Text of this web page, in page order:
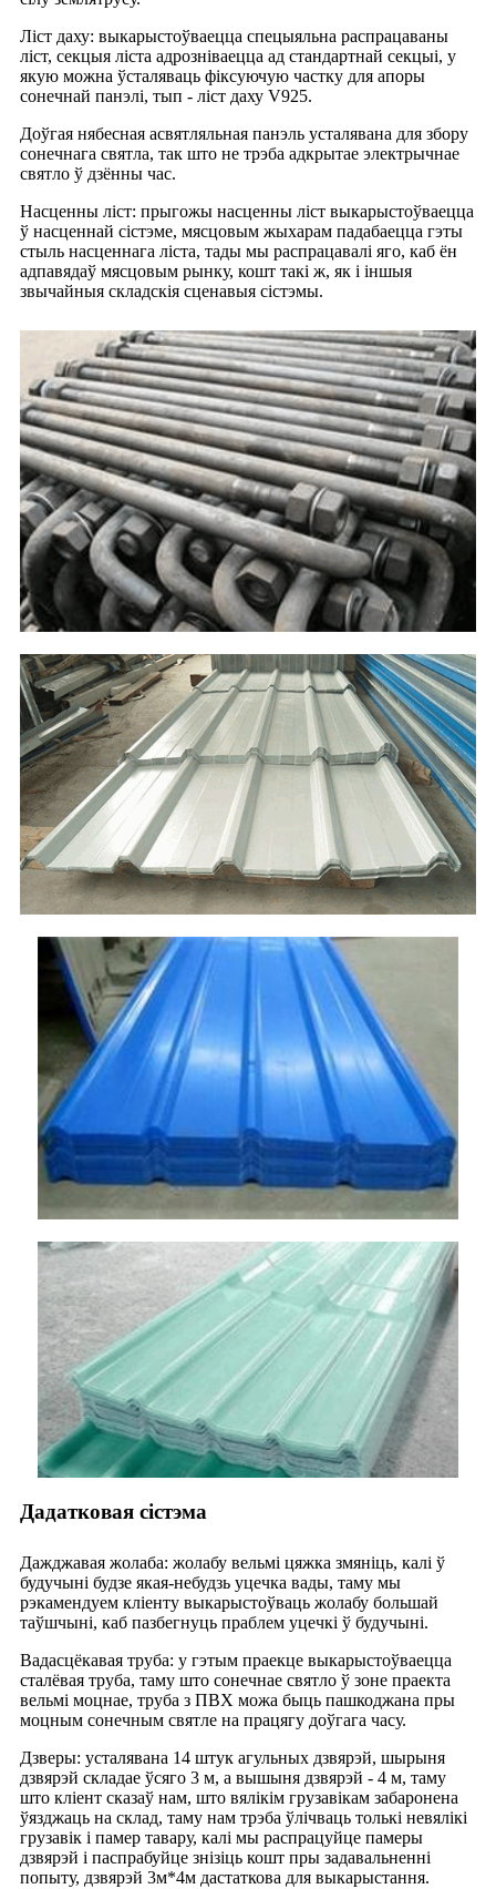
Ліст даху: выкарыстоўваецца спецыяльна распрацаваны
ліст, секцыя ліста адрозніваецца ад стандартнай секцыі, у
якую можна ўсталяваць фіксуючую частку для апоры
сонечнай панэлі, тып - ліст даху V925.
Доўгая нябесная асвятляльная панэль усталявана для збору
сонечнага святла, так што не трэба адкрытае электрычнае
святло ў дзённы час.
Насценны ліст: прыгожы насценны ліст выкарыстоўваецца
ў насценнай сістэме, мясцовым жыхарам падабаецца гэты
стыль насценнага ліста, тады мы распрацавалі яго, каб ён
адпавядаў мясцовым рынку, кошт такі ж, як і іншыя
звычайныя складскія сценавыя сістэмы.
Дадатковая сістэма
Дажджавая жолаба: жолабу вельмі цяжка змяніць, калі ў
будучыні будзе якая-небудзь уцечка вады, таму мы
рэкамендуем кліенту выкарыстоўваць жолабу большай
таўшчыні, каб пазбегнуць праблем уцечкі ў будучыні.
Вадасцёкавая труба: у гэтым праекце выкарыстоўваецца
сталёвая труба, таму што сонечнае святло ў зоне праекта
вельмі моцнае, труба з ПВХ можа быць пашкоджана пры
моцным сонечным святле на працягу доўгага часу.
Дзверы: усталявана 14 штук агульных дзвярэй, шырыня
дзвярэй складае ўсяго 3 м, а вышыня дзвярэй - 4 м, таму
што кліент сказаў нам, што вялікім грузавікам забаронена
ўязджаць на склад, таму нам трэба ўлічваць толькі невялікі
грузавік і памер тавару, калі мы распрацуйце памеры
дзвярэй і паспрабуйце знізіць кошт пры задавальненні
попыту, дзвярэй 3м*4м дастаткова для выкарыстання.